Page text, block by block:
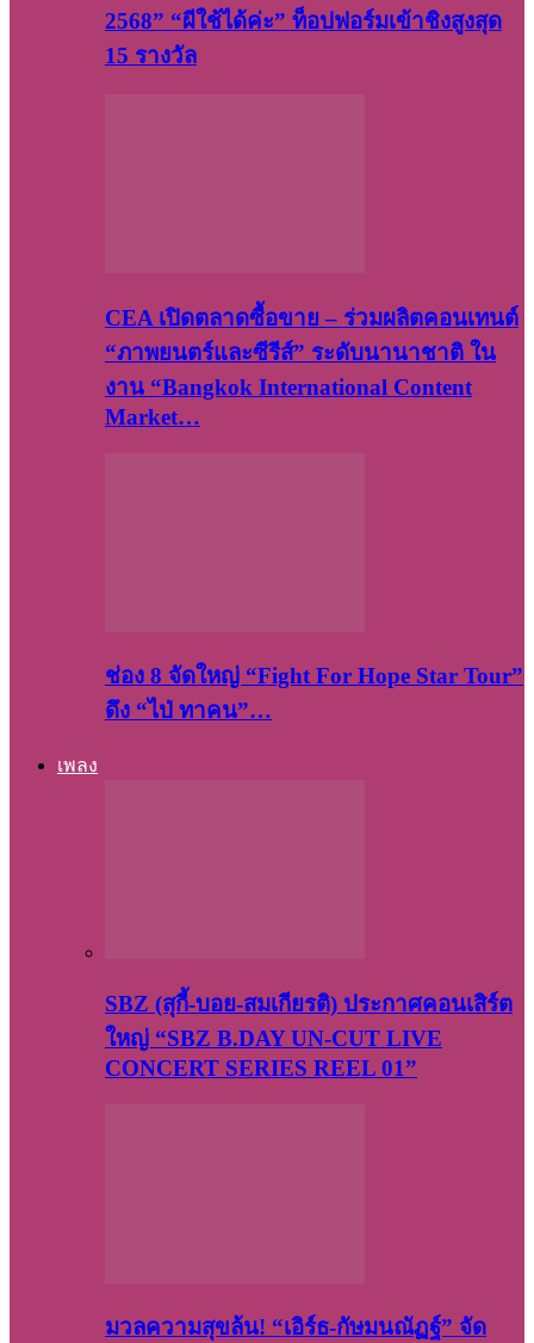
2568” “ผีใช้ได้ค่ะ” ท็อปฟอร์มเข้าชิงสูงสุด
15 รางวัล
CEA เปิดตลาดซื้อขาย – ร่วมผลิตคอนเทนต์
“ภาพยนตร์และซีรีส์” ระดับนานาชาติ ใน
งาน “Bangkok International Content
Market…
ช่อง 8 จัดใหญ่ “Fight For Hope Star Tour”
ดึง “ไป่ ทาคน”…
เพลง
SBZ (สุกี้-บอย-สมเกียรติ) ประกาศคอนเสิร์ต
ใหญ่ “SBZ B.DAY UN-CUT LIVE
CONCERT SERIES REEL 01”
มวลความสุขล้น! “เอิร์ธ-กัษมนณัฏฐ์” จัด